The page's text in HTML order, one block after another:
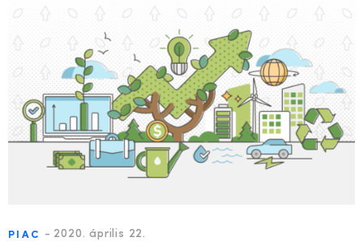
PIAC - 2020. április 22.